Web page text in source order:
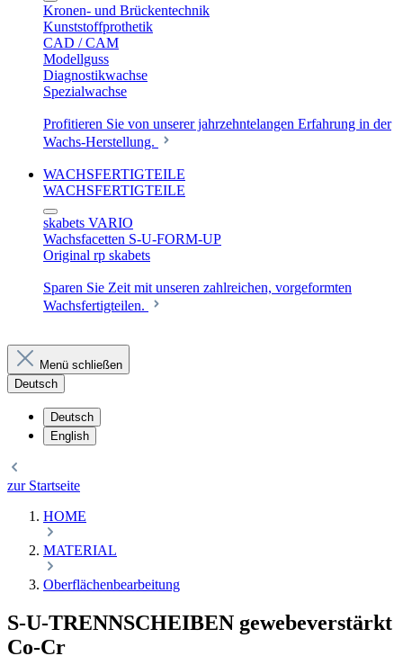
Kronen- und Brückentechnik
Kunststoffprothetik
CAD / CAM
Modellguss
Diagnostikwachse
Spezialwachse
Profitieren Sie von unserer jahrzehntelangen Erfahrung in der
Wachs-Herstellung.
WACHSFERTIGTEILE
WACHSFERTIGTEILE
skabets VARIO
Wachsfacetten S-U-FORM-UP
Original rp skabets
Sparen Sie Zeit mit unseren zahlreichen, vorgeformten
Wachsfertigteilen.
Menü schließen
Deutsch
Deutsch
English
zur Startseite
HOME
MATERIAL
Oberflächenbearbeitung
S-U-TRENNSCHEIBEN gewebeverstärkt
Co-Cr